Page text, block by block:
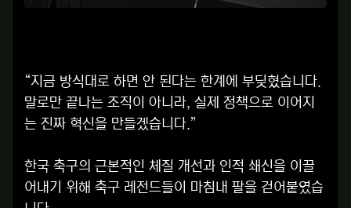
“지금 방식대로 하면 안 된다는 한계에 부딪혔습니다.
말로만 끝나는 조직이 아니라, 실제 정책으로 이어지
는 진짜 혁신을 만들겠습니다.”
한국 축구의 근본적인 체질 개선과 인적 쇄신을 이끌
어내기 위해 축구 레전드들이 마침내 팔을 걷어붙였습